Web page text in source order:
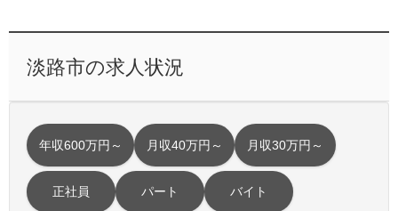
淡路市の求人状況
年収600万円～ 月収40万円～ 月収30万円～
正社員 パート バイト